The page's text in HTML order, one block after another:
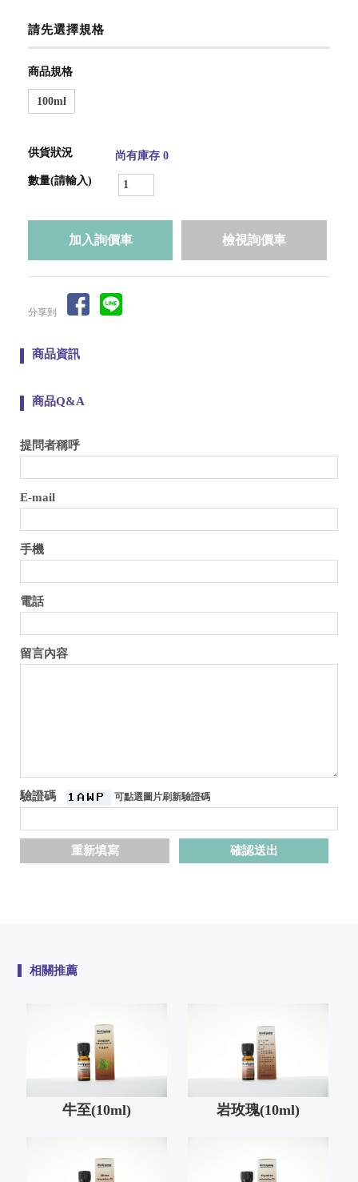
請先選擇規格
商品規格
100ml
供貨狀況 尚有庫存 0
數量(請輸入)
檢視詢價車
分享到
商品資訊
商品Q&A
提問者稱呼
E-mail
手機
電話
留言內容
驗證碼 可點選圖片刷新驗證碼
牛至(10ml) 岩玫瑰(10ml)